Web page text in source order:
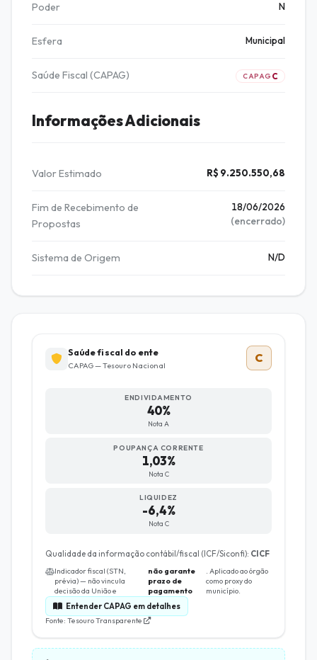
Poder N
Esfera Municipal
Saúde Fiscal (CAPAG) CAPAG C
Informações Adicionais
Valor Estimado R$ 9.250.550,68
Fim de Recebimento de
Propostas
18/06/2026
(encerrado)
Sistema de Origem N/D
Saúde fiscal do ente
CAPAG — Tesouro Nacional
C
ENDIVIDAMENTO
40%
Nota A
POUPANÇA CORRENTE
1,03%
Nota C
LIQUIDEZ
-6,4%
Nota C
Qualidade da informação contábil/fiscal (ICF/Siconfi): CICF
Indicador fiscal (STN,
prévia) — não vincula
decisão da União e
não garante
prazo de
pagamento
. Aplicado ao órgão
como proxy do
município.
Entender CAPAG em detalhes
Fonte: Tesouro Transparente